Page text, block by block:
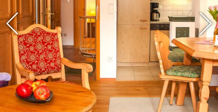
lädt an sonnigen Tagen stets zum Verweilen ein,
bietet einen schönen Ausblick und verfügt sogar
über eine Grillmöglichkeit.
Für unsere Gäste steht ein eigener Parkplatz, ein
Skiraum, sowie eine Waschmaschine mit
Münzeinwurf, und eine Auswahl an Büchern und